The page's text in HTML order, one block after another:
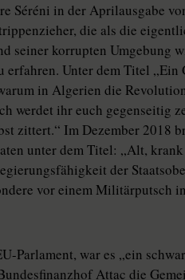
Séréni in der Aprilausgabe
die als die
seiner korrupten Umgebung
Unter dem Titel „Ein
in Algerien die
werdet ihr euch gegenseitig
zittert.“ Im Dezember 2018
unter dem Titel: „Alt,
der
vor einem Militärputsch
Parlament, war es „ein
Attac die